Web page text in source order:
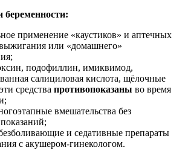
беременности:
применение «каустиков» и аптечных
или «домашнего»
подофиллин, имиквимод,
салициловая кислота, щёлочные
средства противопоказаны во время
вмешательства без
и седативные препараты
с акушером-гинекологом.